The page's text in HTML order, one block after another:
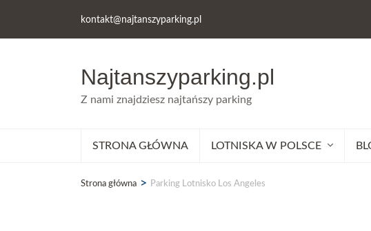
kontakt@najtanszyparking.pl
Najtanszyparking.pl
Z nami znajdziesz najtańszy parking
STRONA GŁÓWNA LOTNISKA W POLSCE
Strona główna > Parking Lotnisko Los Angeles